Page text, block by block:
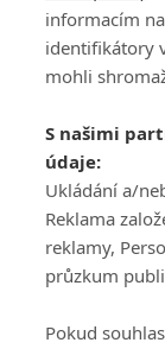
DISKUZE
Šéfredaktorkou
Máte-li zájem o
Ochrana osobních
informacím
identifikátory
mohli
S našimi
údaje:
Ukládání a/
Reklama
reklamy,
průzkum
Pokud